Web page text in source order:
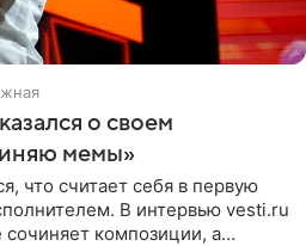
о своем
мемы»
что считает себя в первую
В интервью vesti.ru
сочиняет композиции, а